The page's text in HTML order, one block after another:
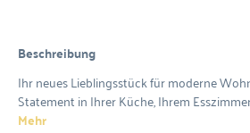
Beschreibung
Ihr neues Lieblingsstück für moderne
Statement in Ihrer Küche, Ihrem
Mehr